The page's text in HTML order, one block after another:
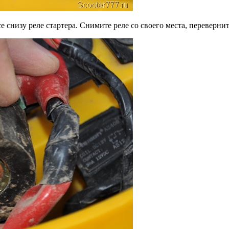
реле стартера. Снимите реле со своего места,